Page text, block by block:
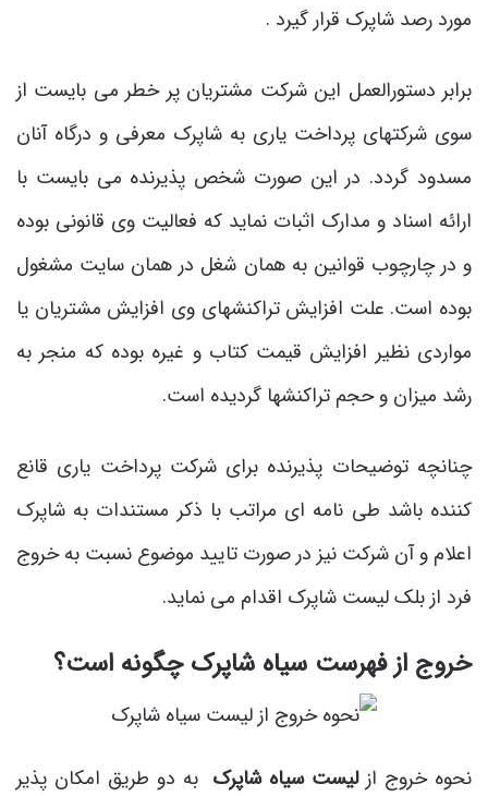
مورد رصد شاپرک قرار گیرد .
برابر دستورالعمل این شرکت مشتریان پر خطر می بایست از
سوی شرکتهای پرداخت یاری به شاپرک معرفی و درگاه آنان
مسدود گردد. در این صورت شخص پذیرنده می بایست با
ارائه اسناد و مدارک اثبات نماید که فعالیت وی قانونی بوده
و در چارچوب قوانین به همان شغل در همان سایت مشغول
بوده است. علت افزایش تراکنشهای وی افزایش مشتریان یا
مواردی نظیر افزایش قیمت کتاب و غیره بوده که منجر به
رشد میزان و حجم تراکنشها گردیده است.
چنانچه توضیحات پذیرنده برای شرکت پرداخت یاری قانع
کننده باشد طی نامه ای مراتب با ذکر مستندات به شاپرک
اعلام و آن شرکت نیز در صورت تایید موضوع نسبت به خروج
فرد از بلک لیست شاپرک اقدام می نماید.
خروج از فهرست سیاه شاپرک چگونه است؟
نحوه خروج ازلیست سیاه شاپرک به دو طریق امکان پذیر